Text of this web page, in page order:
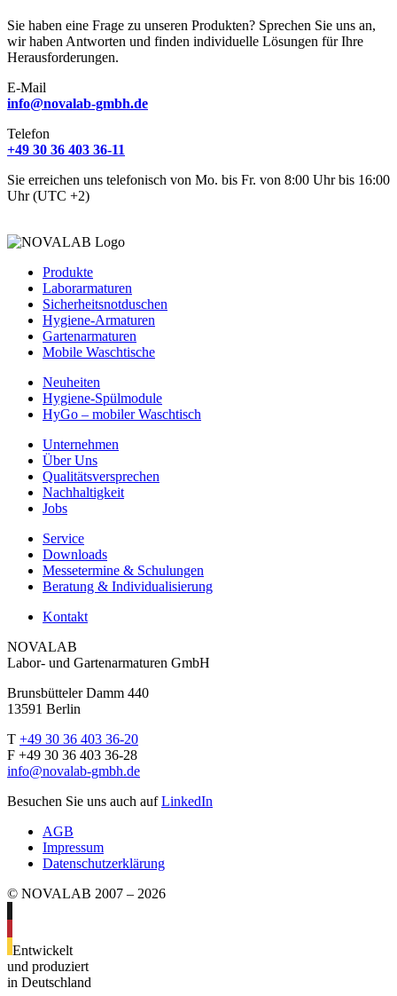
Sie haben eine Frage zu unseren Produkten? Sprechen Sie uns an,
wir haben Antworten und finden individuelle Lösungen für Ihre
Herausforderungen.
E-Mail
info@novalab-gmbh.de
Telefon
+49 30 36 403 36-11
Sie erreichen uns telefonisch von Mo. bis Fr. von 8:00 Uhr bis 16:00
Uhr (UTC +2)
Produkte
Laborarmaturen
Sicherheitsnotduschen
Hygiene-Armaturen
Gartenarmaturen
Mobile Waschtische
Neuheiten
Hygiene-Spülmodule
HyGo – mobiler Waschtisch
Unternehmen
Über Uns
Qualitätsversprechen
Nachhaltigkeit
Jobs
Service
Downloads
Messetermine & Schulungen
Beratung & Individualisierung
Kontakt
NOVALAB
Labor- und Gartenarmaturen GmbH
Brunsbütteler Damm 440
13591 Berlin
T +49 30 36 403 36-20
F +49 30 36 403 36-28
info@novalab-gmbh.de
Besuchen Sie uns auch aufLinkedIn
AGB
Impressum
Datenschutzerklärung
© NOVALAB 2007 – 2026
Entwickelt
und produziert
in Deutschland